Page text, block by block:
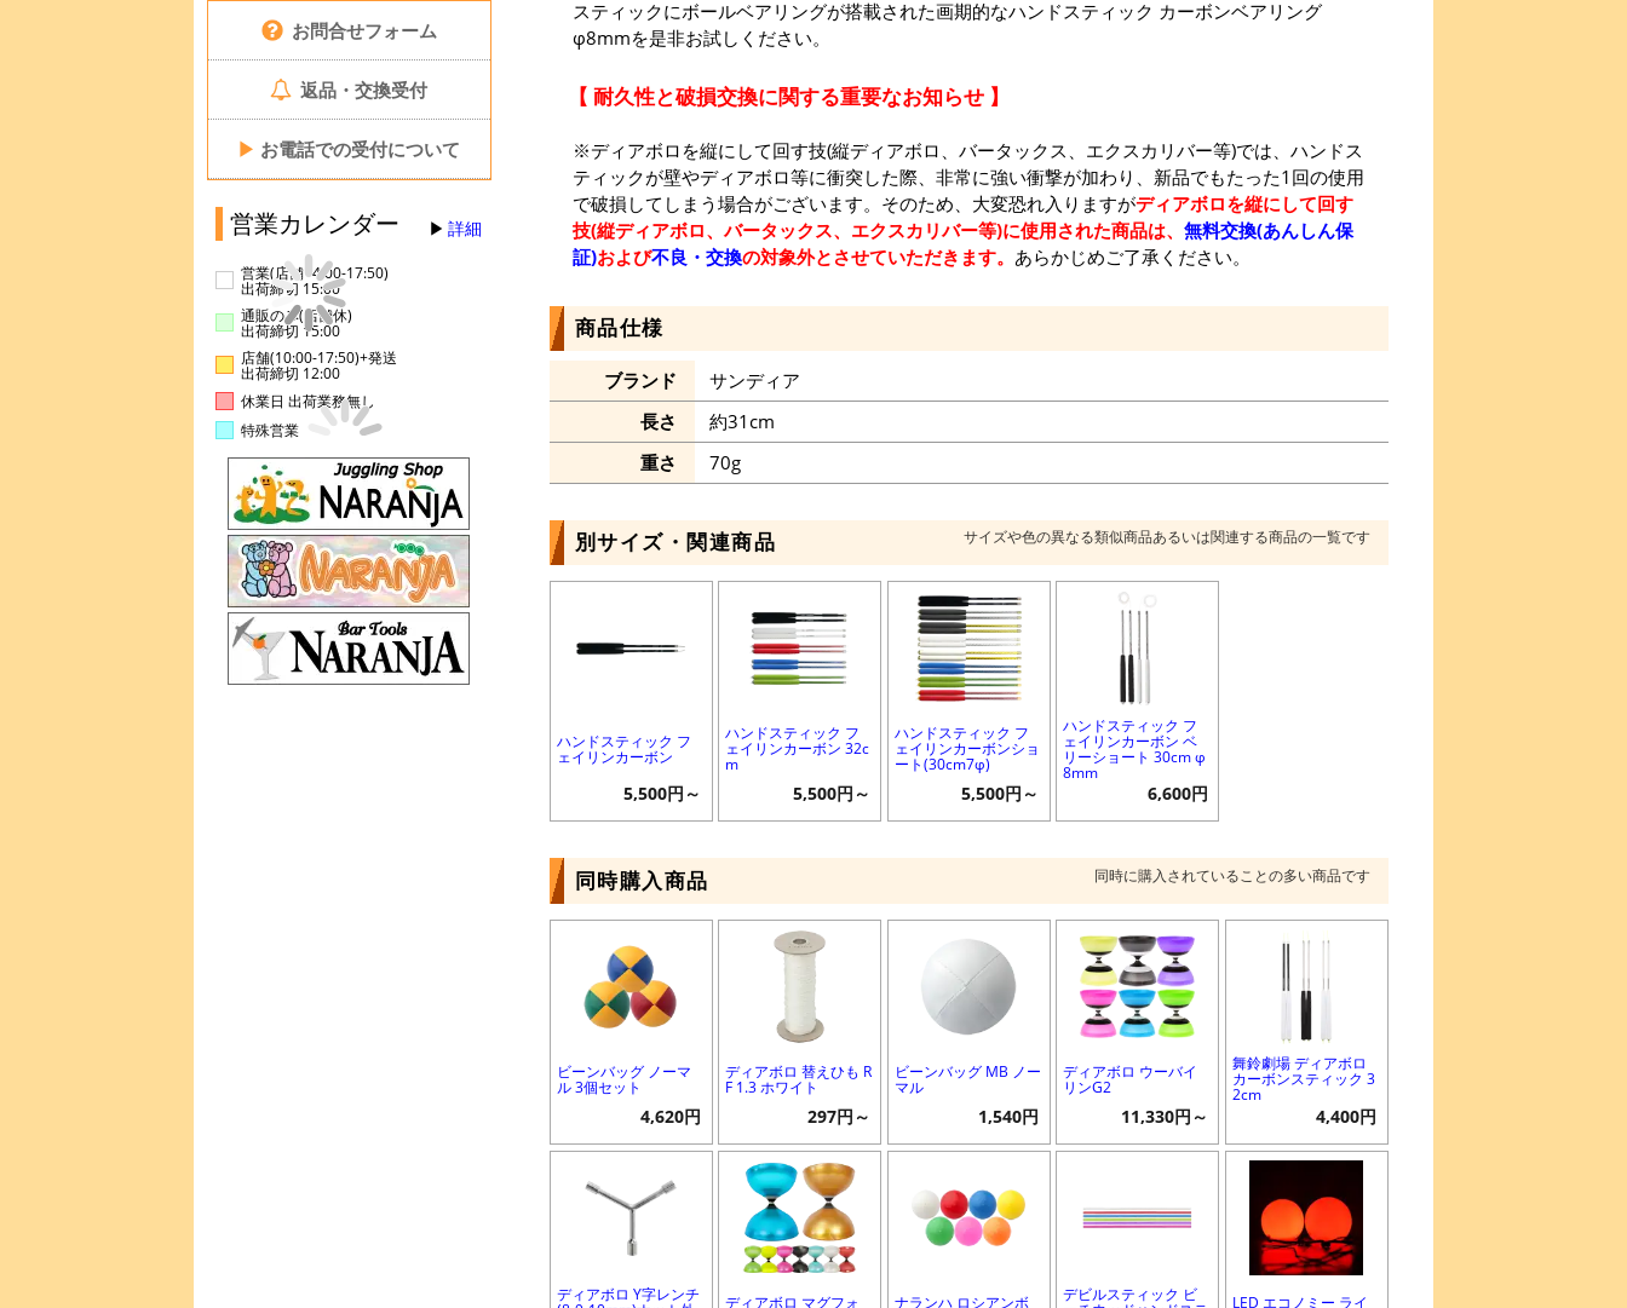
お問合せフォーム
返品・交換受付
▶ お電話での受付について
営業カレンダー 詳細
営業(店舗14:00-17:50)
出荷締切 15:00
通販のみ(店舗休)
出荷締切 15:00
店舗(10:00-17:50)+発送
出荷締切 12:00
休業日 出荷業務無し
特殊営業
スティックにボールベアリングが搭載された画期的なハンドスティック カーボンベアリング
φ8mmを是非お試しください。
【 耐久性と破損交換に関する重要なお知らせ 】
※ディアボロを縦にして回す技(縦ディアボロ、バータックス、エクスカリバー等)では、ハンドス
ティックが壁やディアボロ等に衝突した際、非常に強い衝撃が加わり、新品でもたった1回の使用
で破損してしまう場合がございます。そのため、大変恐れ入りますがディアボロを縦にして回す
技(縦ディアボロ、バータックス、エクスカリバー等)に使用された商品は、 無料交換(あんしん保
証)および不良・交換の対象外とさせていただきます。 あらかじめご了承ください。
商品仕様
ブランド
サンディア
長さ
約31cm
重さ
70g
別サイズ・関連商品 サイズや色の異なる類似商品あるいは関連する商品の一覧です
ハンドスティック フ
ェイリンカーボン
5,500円～
ハンドスティック フ
ェイリンカーボン 32c
m
5,500円～
ハンドスティック フ
ェイリンカーボンショ
ート(30cm7φ)
5,500円～
ハンドスティック フ
ェイリンカーボン ベ
リーショート 30cm φ
8mm
6,600円
同時購入商品 同時に購入されていることの多い商品です
ビーンバッグ ノーマ
ル 3個セット
4,620円
ディアボロ 替えひも R
F 1.3 ホワイト
297円～
ビーンバッグ MB ノー
マル
1,540円
ディアボロ ウーバイ
リンG2
11,330円～
舞鈴劇場 ディアボロ
カーボンスティック 3
2cm
4,400円
ディアボロ Y字レンチ ディアボロ マグフォ ナランハ ロシアンボ デビルスティック ビ LED エコノミー ライ